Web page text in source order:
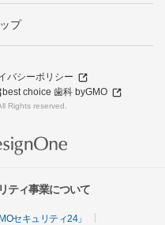
プ
バシーポリシー
best choice 歯科 byGMO
Rights reserved.
ティ事業について
セキュリティ24」